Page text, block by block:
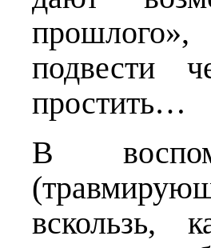
подвести
простить…
В
вскользь,